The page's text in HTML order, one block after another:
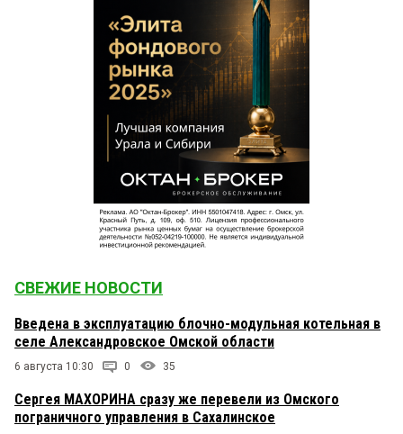
СВЕЖИЕ НОВОСТИ
Введена в эксплуатацию блочно-модульная котельная в
селе Александровское Омской области
6 августа 10:30 0 35
Сергея МАХОРИНА сразу же перевели из Омского
пограничного управления в Сахалинское